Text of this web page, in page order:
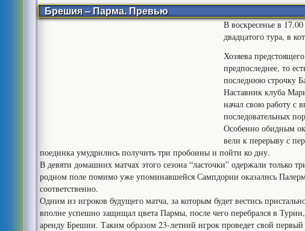
Брешия – Парма. Превью
В воскресенье в
двадцатого тура, в
Хозяева
предпоследнее, то
последнюю строчку
Наставник клуба
начал свою работу с
последовательных
Особенно обидным
вели к перерыву с
поединка умудрились получить три пробоины и пойти ко дну.
В девяти домашних матчах этого сезона “ласточки” одержали
родном поле помимо уже упоминавшейся Сампдории оказались
соответственно.
Одним из игроков будущего матча, за которым будет вестись
вполне успешно защищал цвета Пармы, после чего перебрался в
аренду Брешии. Таким образом 23-летний игрок проведет свой